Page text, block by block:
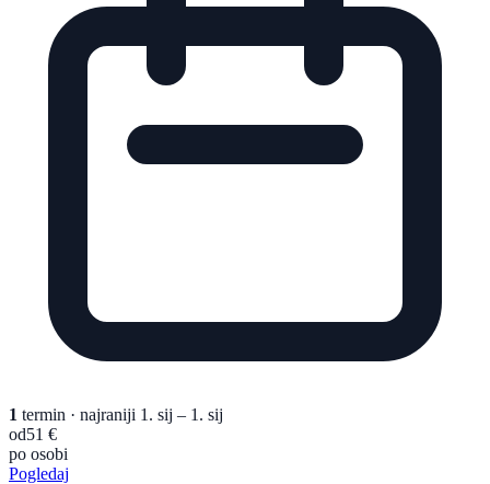
1 termin · najraniji 1. sij – 1. sij
od51 €
po osobi
Pogledaj